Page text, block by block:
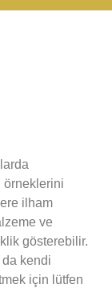
örneklerini
ilham
ve
gösterebilir.
kendi
için lütfen